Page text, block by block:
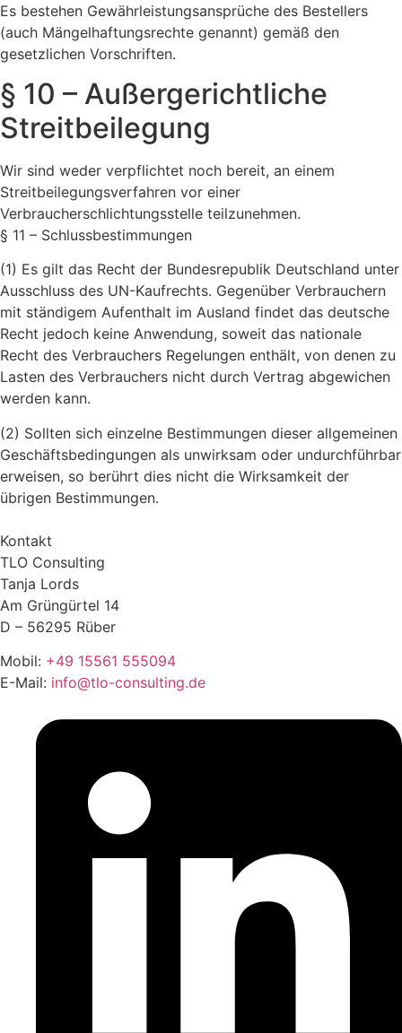
Es bestehen Gewährleistungsansprüche des Bestellers
(auch Mängelhaftungsrechte genannt) gemäß den
gesetzlichen Vorschriften.
§ 10 – Außergerichtliche
Streitbeilegung
Wir sind weder verpflichtet noch bereit, an einem
Streitbeilegungsverfahren vor einer
Verbraucherschlichtungsstelle teilzunehmen.
§ 11 – Schlussbestimmungen
(1) Es gilt das Recht der Bundesrepublik Deutschland unter
Ausschluss des UN-Kaufrechts. Gegenüber Verbrauchern
mit ständigem Aufenthalt im Ausland findet das deutsche
Recht jedoch keine Anwendung, soweit das nationale
Recht des Verbrauchers Regelungen enthält, von denen zu
Lasten des Verbrauchers nicht durch Vertrag abgewichen
werden kann.
(2) Sollten sich einzelne Bestimmungen dieser allgemeinen
Geschäftsbedingungen als unwirksam oder undurchführbar
erweisen, so berührt dies nicht die Wirksamkeit der
übrigen Bestimmungen.
Kontakt
TLO Consulting
Tanja Lords
Am Grüngürtel 14
D – 56295 Rüber
Mobil: +49 15561 555094
E-Mail: info@tlo-consulting.de